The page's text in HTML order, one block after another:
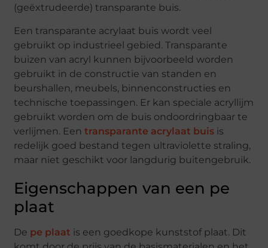
(geëxtrudeerde) transparante buis.
Een transparante acrylaat buis wordt veel
gebruikt op industrieel gebied. Transparante
buizen van acryl kunnen bijvoorbeeld worden
gebruikt in de constructie van standen en
beurshallen, meubels, binnenconstructies en
technische toepassingen. Er kan speciale acryllijm
gebruikt worden om de buis ondoordringbaar te
verlijmen. Eentransparante acrylaat buis is
redelijk goed bestand tegen ultraviolette straling,
maar niet geschikt voor langdurig buitengebruik.
Eigenschappen van een pe
plaat
De pe plaat is een goedkope kunststof plaat. Dit